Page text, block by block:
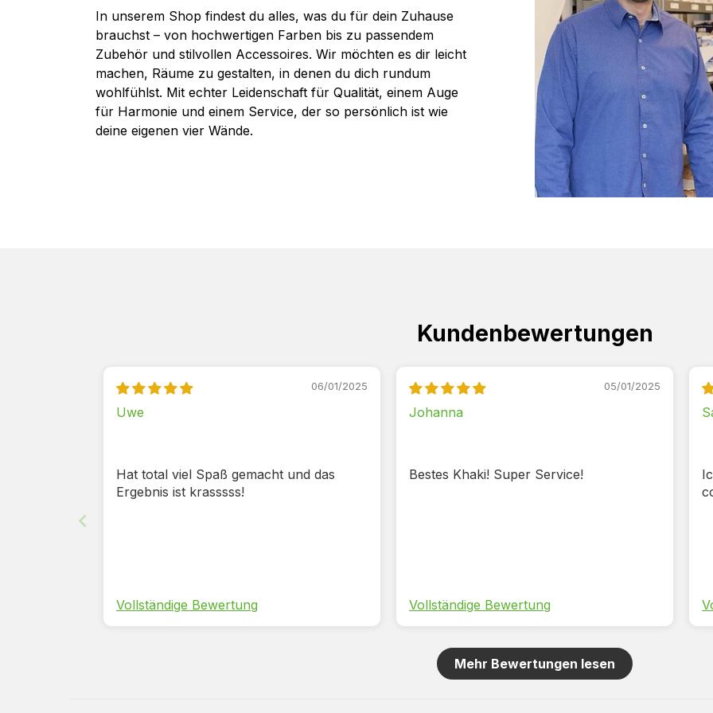
In unserem Shop findest du alles, was du für dein Zuhause
brauchst – von hochwertigen Farben bis zu passendem
Zubehör und stilvollen Accessoires. Wir möchten es dir leicht
machen, Räume zu gestalten, in denen du dich rundum
wohlfühlst. Mit echter Leidenschaft für Qualität, einem Auge
für Harmonie und einem Service, der so persönlich ist wie
deine eigenen vier Wände.
Kundenbewertungen
06/01/2025
Uwe
Hat total viel Spaß gemacht und das
Ergebnis ist krasssss!
Vollständige Bewertung
05/01/2025
Johanna
Bestes Khaki! Super Service!
Vollständige Bewertung
Mehr Bewertungen lesen